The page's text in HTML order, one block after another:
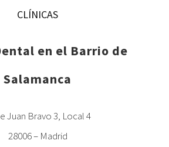
CLÍNICAS
en el Barrio de
Salamanca
Juan Bravo 3, Local 4
28006 – Madrid